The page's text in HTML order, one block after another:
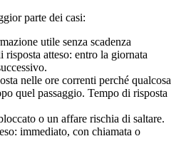
parte dei casi:
utile senza scadenza
atteso: entro la giornata
nelle ore correnti perché qualcosa
quel passaggio. Tempo di risposta
o un affare rischia di saltare.
immediato, con chiamata o